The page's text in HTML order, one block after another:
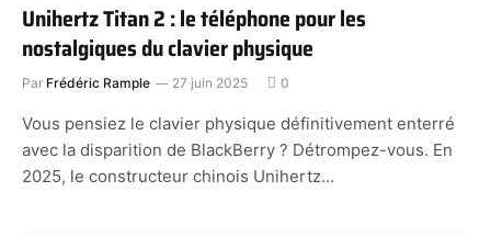
Unihertz Titan 2 : le téléphone pour les
nostalgiques du clavier physique
Par Frédéric Rample 27 juin 2025 0
Vous pensiez le clavier physique définitivement enterré
avec la disparition de BlackBerry ? Détrompez-vous. En
2025, le constructeur chinois Unihertz…